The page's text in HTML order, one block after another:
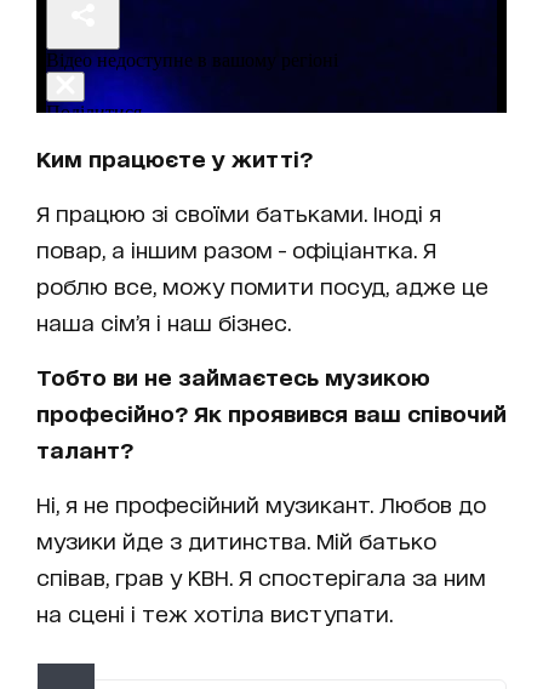
Ким працюєте у житті?
Я працюю зі своїми батьками. Іноді я
повар, а іншим разом - офіціантка. Я
роблю все, можу помити посуд, адже це
наша сім’я і наш бізнес.
Тобто ви не займаєтесь музикою
професійно? Як проявився ваш співочий
талант?
Ні, я не професійний музикант. Любов до
музики йде з дитинства. Мій батько
співав, грав у КВН. Я спостерігала за ним
на сцені і теж хотіла виступати.